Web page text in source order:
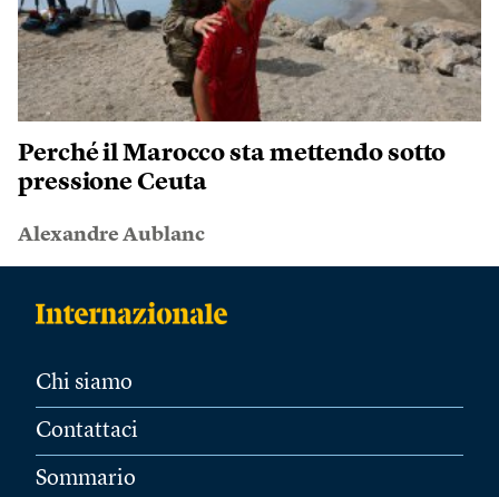
Perché il Marocco sta mettendo sotto
pressione Ceuta
Alexandre Aublanc
Chi siamo
Contattaci
Sommario